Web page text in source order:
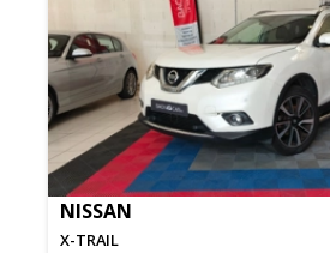
NISSAN
X-TRAIL